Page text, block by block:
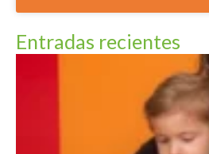
Entradas recientes